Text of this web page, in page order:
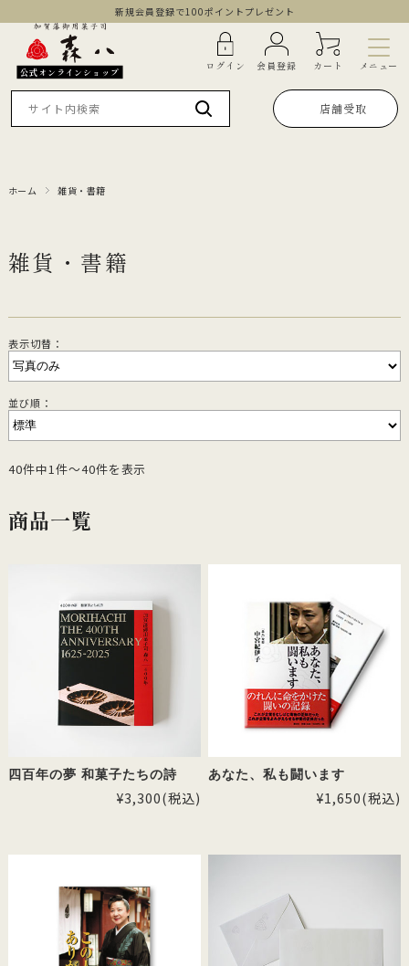
新規会員登録で100ポイントプレゼント
公式オンラインショップ ログイン 会員登録 カート メニュー
店舗受取
ホーム 雑貨・書籍
雑貨・書籍
表示切替：
並び順：
40件中1件～40件を表示
商品一覧
四百年の夢 和菓子たちの詩
¥3,300(税込)
あなた、私も闘います
¥1,650(税込)